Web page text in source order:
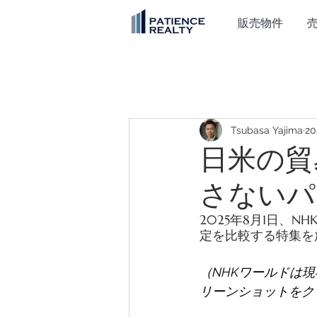
販売物件
日米の
さない
Tsubasa Yajima
2025年8月1日、
定を比較する特集を
（NHKワールドは
リーンショットを